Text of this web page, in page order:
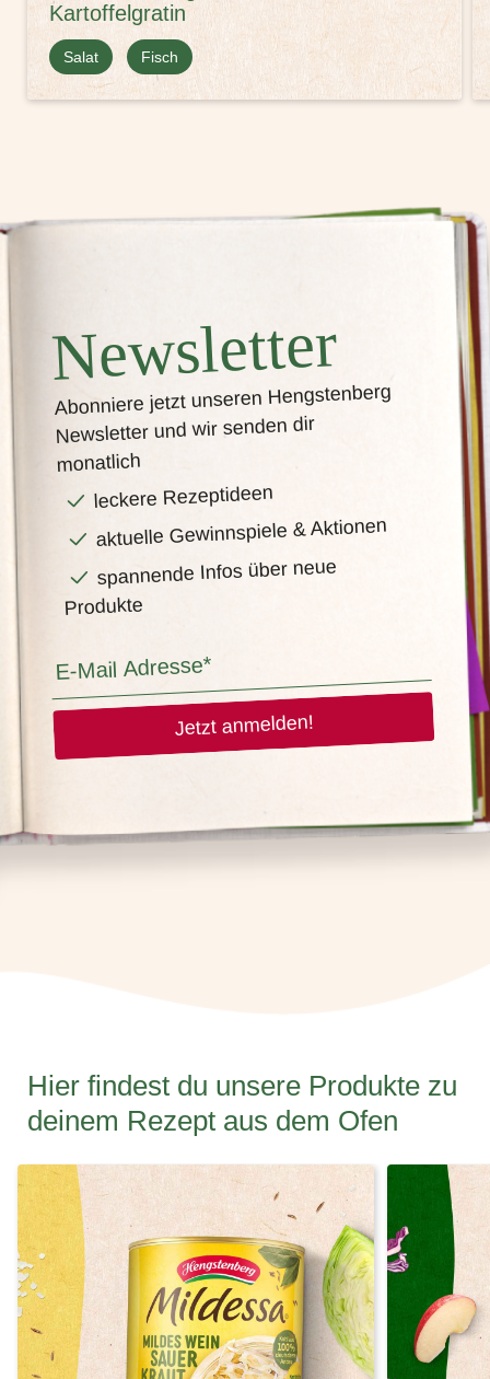
Kartoffelgratin
Salat Fisch
Newsletter
Abonniere jetzt unseren Hengstenberg
Newsletter und wir senden dir
monatlich
leckere Rezeptideen
aktuelle Gewinnspiele & Aktionen
spannende Infos über neue
Produkte
Jetzt anmelden!
Hier findest du unsere Produkte zu
deinem Rezept aus dem Ofen